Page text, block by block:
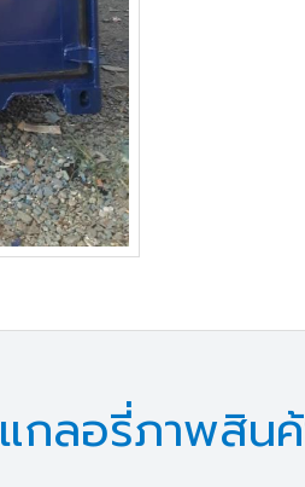
แกลอรี่ภาพสิน